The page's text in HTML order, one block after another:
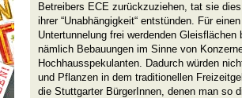
Betreibers ECE zurückzuziehen, tat sie
ihrer “Unabhängigkeit“ entstünden. Für
Untertunnelung frei werdenden
nämlich Bebauungen im Sinne von
Hochhausspekulanten. Dadurch würden
und Pflanzen in dem traditionellen
die Stuttgarter BürgerInnen, denen man so